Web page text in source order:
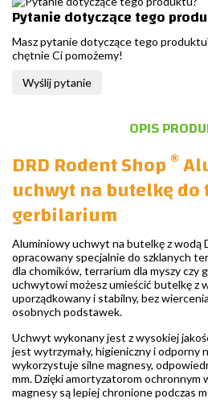
Pytanie dotyczące tego
Masz pytanie dotyczące tego
chętnie Ci pomożemy!
Wyślij pytanie
OPIS
DRD Rodent Shop ®
uchwyt na butelkę
gerbilarium
Aluminiowy uchwyt na butelkę z wodą
opracowany specjalnie do szklanych
dla chomików, terrarium dla myszy czy
uchwytowi możesz umieścić butelkę z
uporządkowany i stabilny, bez
osobnych podstawek.
Uchwyt wykonany jest z wysokiej
jest wytrzymały, higieniczny i odporny
wykorzystuje silne magnesy,
mm. Dzięki amortyzatorom ochronnym
magnesy są lepiej chronione podczas